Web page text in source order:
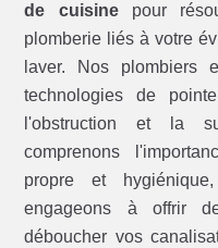
de cuisinepour
plomberie liés à votre
laver. Nos plombiers
technologies de
l'obstruction et la
comprenons
propre et
engageons à offrir
déboucher vos